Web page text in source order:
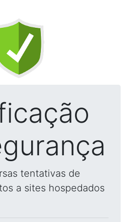
tentativas de
a sites hospedados